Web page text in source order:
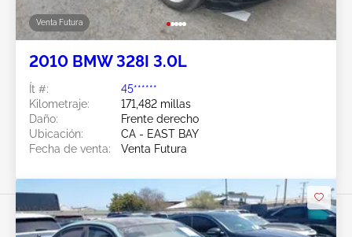
Venta Futura
2010 BMW 328I 3.0L
Ít #:
45******
Kilometraje:
171,482 millas
Daño:
Frente derecho
Ubicación:
CA - EAST BAY
Fecha de venta:
Venta Futura